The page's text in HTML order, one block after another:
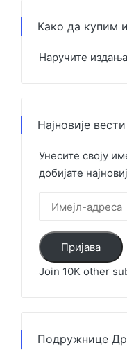
Како да купим
Наручите
Најновије
Унесите своју
добијате
Имејл-
адреса
Пријава
Join 10K other
Подружнице